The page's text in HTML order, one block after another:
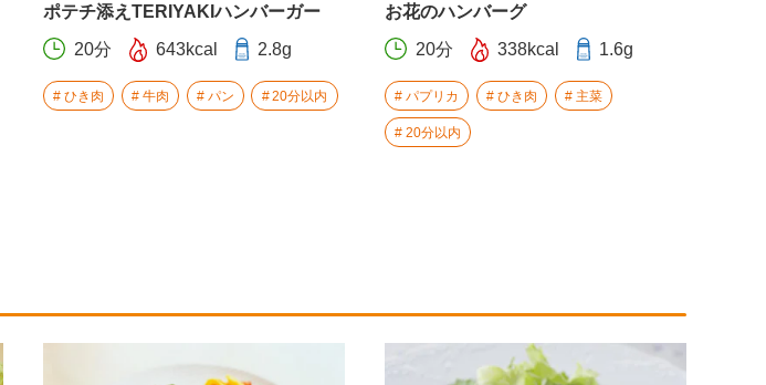
ポテチ添えTERIYAKIハンバーガー
20分 643kcal 2.8g
ひき肉 牛肉 パン 20分以内
お花のハンバーグ
20分 338kcal 1.6g
パプリカ ひき肉 主菜
20分以内